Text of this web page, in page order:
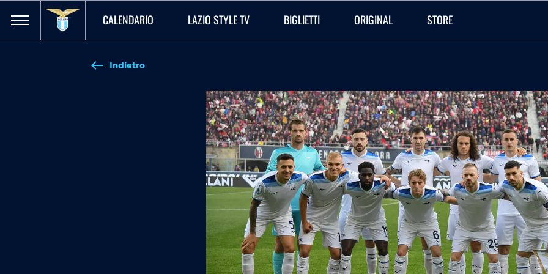
CALENDARIO LAZIO STYLE TV BIGLIETTI ORIGINAL STORE
west Indietro